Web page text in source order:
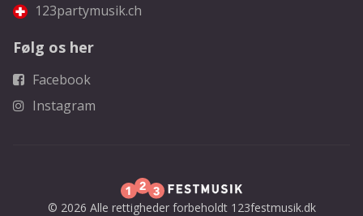
123partymusik.ch
Følg os her
Facebook
Instagram
© 2026 Alle rettigheder forbeholdt 123festmusik.dk